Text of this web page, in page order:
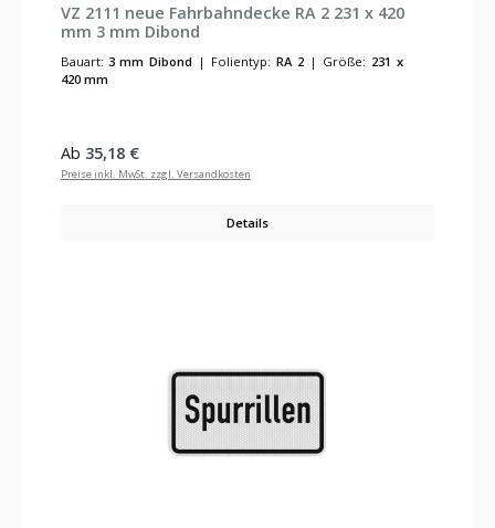
VZ 2111 neue Fahrbahndecke RA 2 231 x 420
mm 3 mm Dibond
Bauart: 3 mm Dibond | Folientyp: RA 2 | Größe: 231 x
420 mm
Regulärer Preis:
Ab 35,18 €
Preise inkl. MwSt. zzgl. Versandkosten
Details